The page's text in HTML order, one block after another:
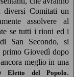
Comitati un
assolvere al
se tutti i rioni ed i
San Secondo, si
primo Giovedì dopo
meglio in una
Eletto del Popolo.